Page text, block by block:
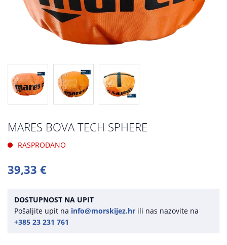
MARES BOVA TECH SPHERE
RASPRODANO
39,33 €
DOSTUPNOST NA UPIT
Pošaljite upit na info@morskijez.hr ili nas nazovite na
+385 23 231 761